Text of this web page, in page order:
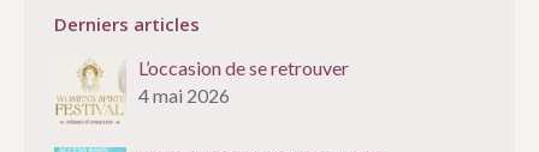
Derniers articles
L’occasion de se retrouver
4 mai 2026